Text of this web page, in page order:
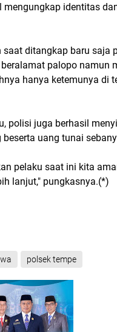
identitas
ditangkap baru saja
palopo namun
hanya ketemunya di
polisi juga berhasil
uang tunai
pelaku saat ini kita
lanjut," pungkasnya.(*)
polsek tempe